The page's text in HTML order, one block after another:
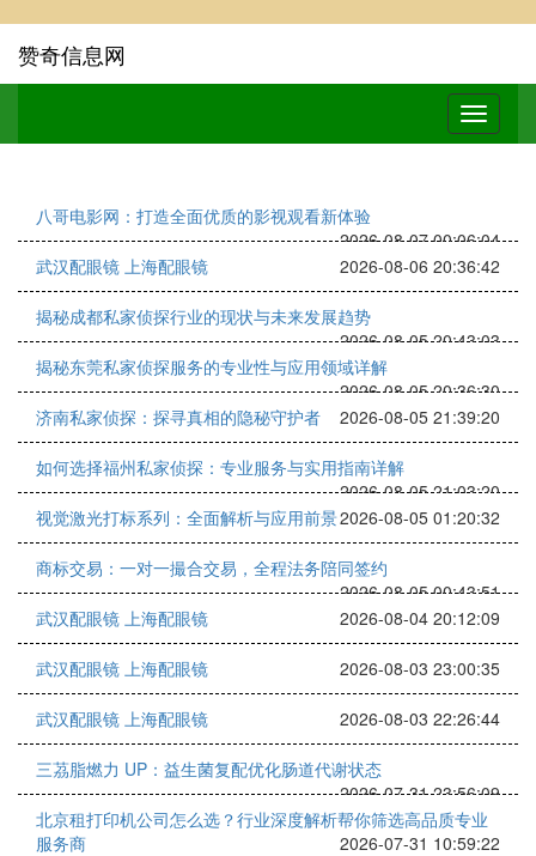
赞奇信息网
八哥电影网：打造全面优质的影视观看新体验
2026-08-07 00:06:04
武汉配眼镜 上海配眼镜
2026-08-06 20:36:42
揭秘成都私家侦探行业的现状与未来发展趋势
2026-08-05 20:43:03
揭秘东莞私家侦探服务的专业性与应用领域详解
2026-08-05 20:36:30
济南私家侦探：探寻真相的隐秘守护者
2026-08-05 21:39:20
如何选择福州私家侦探：专业服务与实用指南详解
2026-08-05 21:03:20
视觉激光打标系列：全面解析与应用前景2026-08-05 01:20:32
商标交易：一对一撮合交易，全程法务陪同签约
2026-08-05 00:43:51
武汉配眼镜 上海配眼镜
2026-08-04 20:12:09
武汉配眼镜 上海配眼镜 2026-08-03 23:00:35
武汉配眼镜 上海配眼镜 2026-08-03 22:26:44
三茘脂燃力 UP：益生菌复配优化肠道代谢状态
2026-07-31 23:56:09
北京租打印机公司怎么选？行业深度解析帮你筛选高品质专业
服务商
2026-07-31 10:59:22